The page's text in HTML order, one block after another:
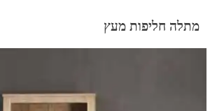
מתלה חליפות מעץ